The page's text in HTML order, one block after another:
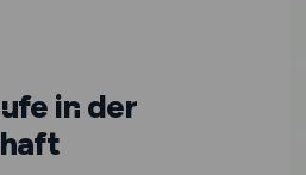
in der